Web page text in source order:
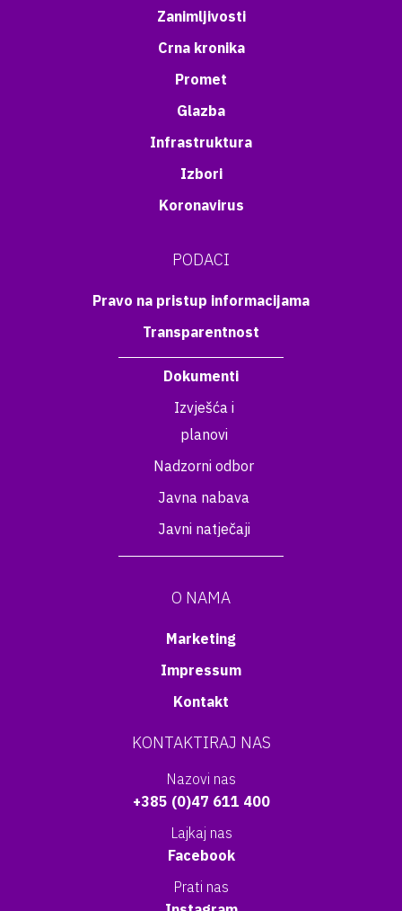
Zanimljivosti
Crna kronika
Promet
Glazba
Infrastruktura
Izbori
Koronavirus
PODACI
Pravo na pristup informacijama
Transparentnost
Dokumenti
Izvješća i
planovi
Nadzorni odbor
Javna nabava
Javni natječaji
O NAMA
Marketing
Impressum
Kontakt
KONTAKTIRAJ NAS
Nazovi nas
+385 (0)47 611 400
Lajkaj nas
Facebook
Prati nas